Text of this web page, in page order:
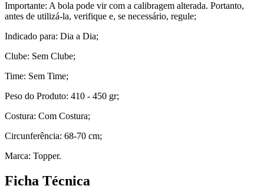
Importante: A bola pode vir com a calibragem alterada. Portanto,
antes de utilizá-la, verifique e, se necessário, regule;
Indicado para: Dia a Dia;
Clube: Sem Clube;
Time: Sem Time;
Peso do Produto: 410 - 450 gr;
Costura: Com Costura;
Circunferência: 68-70 cm;
Marca: Topper.
Ficha Técnica